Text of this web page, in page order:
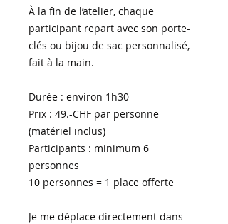
À la fin de l’atelier, chaque
participant repart avec son porte-
clés ou bijou de sac personnalisé,
fait à la main.
Durée : environ 1h30
Prix : 49.-CHF par personne
(matériel inclus)
Participants : minimum 6
personnes
10 personnes = 1 place offerte
Je me déplace directement dans